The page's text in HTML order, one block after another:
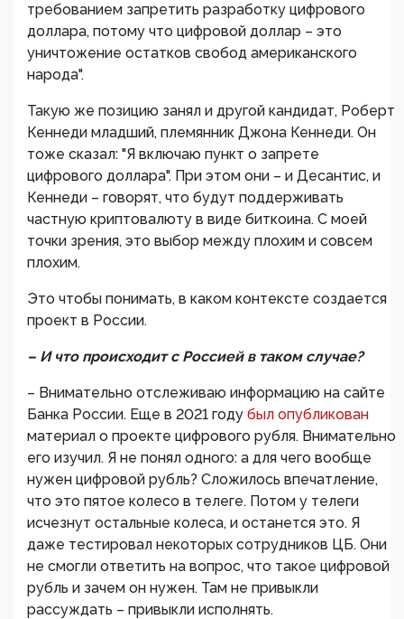
требованием запретить разработку цифрового
доллара, потому что цифровой доллар – это
уничтожение остатков свобод американского
народа".
Такую же позицию занял и другой кандидат, Роберт
Кеннеди младший, племянник Джона Кеннеди. Он
тоже сказал: "Я включаю пункт о запрете
цифрового доллара". При этом они – и Десантис, и
Кеннеди – говорят, что будут поддерживать
частную криптовалюту в виде биткоина. С моей
точки зрения, это выбор между плохим и совсем
плохим.
Это чтобы понимать, в каком контексте создается
проект в России.
– И что происходит с Россией в таком случае?
– Внимательно отслеживаю информацию на сайте
Банка России. Еще в 2021 году был опубликован
материал о проекте цифрового рубля. Внимательно
его изучил. Я не понял одного: а для чего вообще
нужен цифровой рубль? Сложилось впечатление,
что это пятое колесо в телеге. Потом у телеги
исчезнут остальные колеса, и останется это. Я
даже тестировал некоторых сотрудников ЦБ. Они
не смогли ответить на вопрос, что такое цифровой
рубль и зачем он нужен. Там не привыкли
рассуждать – привыкли исполнять.